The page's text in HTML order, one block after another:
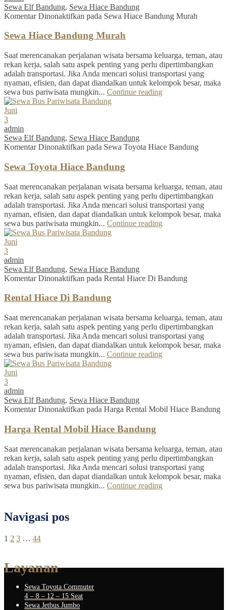
Sewa Elf Bandung, Sewa Hiace Bandung
Komentar Dinonaktifkan pada Sewa Hiace Bandung Murah
Sewa Hiace Bandung Murah
Saat merencanakan perjalanan wisata bersama keluarga, teman, atau
rekan kerja, salah satu aspek penting yang perlu dipertimbangkan
adalah transportasi. Jika Anda mencari solusi transportasi yang
nyaman, efisien, dan dapat diandalkan untuk kelompok besar, maka
sewa bus pariwisata mungkin... Continue reading
Juni
3
admin
Sewa Elf Bandung, Sewa Hiace Bandung
Komentar Dinonaktifkan pada Sewa Toyota Hiace Bandung
Sewa Toyota Hiace Bandung
Saat merencanakan perjalanan wisata bersama keluarga, teman, atau
rekan kerja, salah satu aspek penting yang perlu dipertimbangkan
adalah transportasi. Jika Anda mencari solusi transportasi yang
nyaman, efisien, dan dapat diandalkan untuk kelompok besar, maka
sewa bus pariwisata mungkin... Continue reading
Juni
3
admin
Sewa Elf Bandung, Sewa Hiace Bandung
Komentar Dinonaktifkan pada Rental Hiace Di Bandung
Rental Hiace Di Bandung
Saat merencanakan perjalanan wisata bersama keluarga, teman, atau
rekan kerja, salah satu aspek penting yang perlu dipertimbangkan
adalah transportasi. Jika Anda mencari solusi transportasi yang
nyaman, efisien, dan dapat diandalkan untuk kelompok besar, maka
sewa bus pariwisata mungkin... Continue reading
Juni
3
admin
Sewa Elf Bandung, Sewa Hiace Bandung
Komentar Dinonaktifkan pada Harga Rental Mobil Hiace Bandung
Harga Rental Mobil Hiace Bandung
Saat merencanakan perjalanan wisata bersama keluarga, teman, atau
rekan kerja, salah satu aspek penting yang perlu dipertimbangkan
adalah transportasi. Jika Anda mencari solusi transportasi yang
nyaman, efisien, dan dapat diandalkan untuk kelompok besar, maka
sewa bus pariwisata mungkin... Continue reading
Navigasi pos
1 2 3 … 44
Layanan
Sewa Toyota Commuter
4 – 8 – 12 – 15 Seat
Sewa Jetbus Jumbo